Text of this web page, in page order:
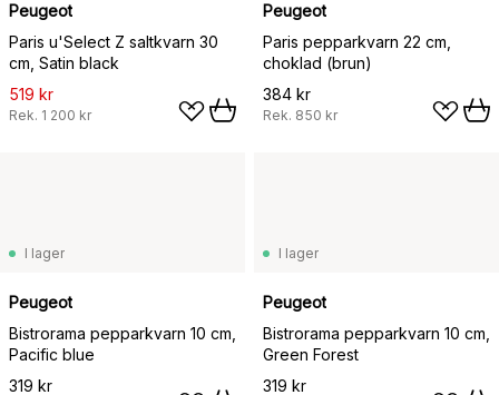
Peugeot
Paris u'Select Z saltkvarn 30
cm, Satin black
519 kr
Rek. 1 200 kr
Peugeot
Paris pepparkvarn 22 cm,
choklad (brun)
384 kr
Rek. 850 kr
I lager
Peugeot
Bistrorama pepparkvarn 10 cm,
Pacific blue
319 kr
I lager
Peugeot
Bistrorama pepparkvarn 10 cm,
Green Forest
319 kr